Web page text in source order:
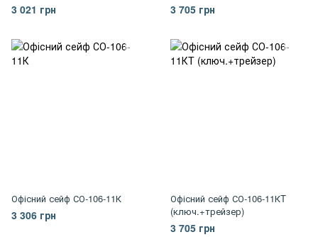
3 021 грн 3 705 грн
Офісний сейф СО-106-11К
3 306 грн
Офісний сейф СО-106-11КT
(ключ.+трейзер)
3 705 грн